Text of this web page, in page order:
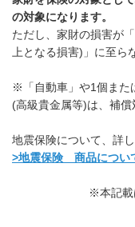
の対象になります。
ただし、家財の損害が
上となる損害)」に至ら
※「自動車」や1個また
(高級貴金属等)は、補償
地震保険について、詳
>地震保険 商品につい
※本記載